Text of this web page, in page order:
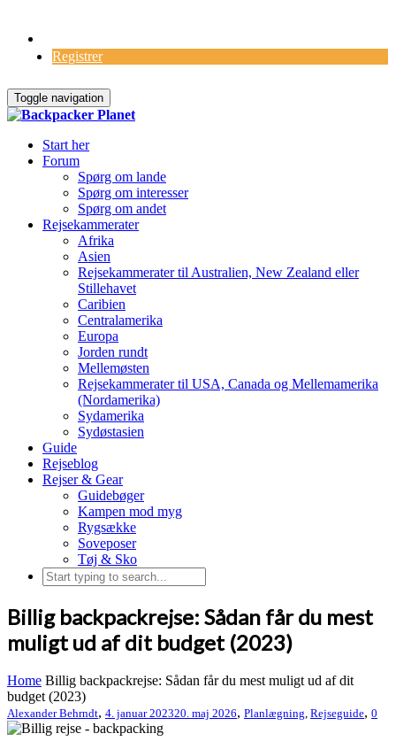
Registrer
Toggle navigation
Start her
Forum
Spørg om lande
Spørg om interesser
Spørg om andet
Rejsekammerater
Afrika
Asien
Rejsekammerater til Australien, New Zealand eller
Stillehavet
Caribien
Centralamerika
Europa
Jorden rundt
Mellemøsten
Rejsekammerater til USA, Canada og Mellemamerika
(Nordamerika)
Sydamerika
Sydøstasien
Guide
Rejseblog
Rejser & Gear
Guidebøger
Kampen mod myg
Rygsække
Soveposer
Tøj & Sko
Billig backpackrejse: Sådan får du mest
muligt ud af dit budget (2023)
Home Billig backpackrejse: Sådan får du mest muligt ud af dit
budget (2023)
Alexander Behrndt, 4. januar 202320. maj 2026, Planlægning Rejseguide, 0